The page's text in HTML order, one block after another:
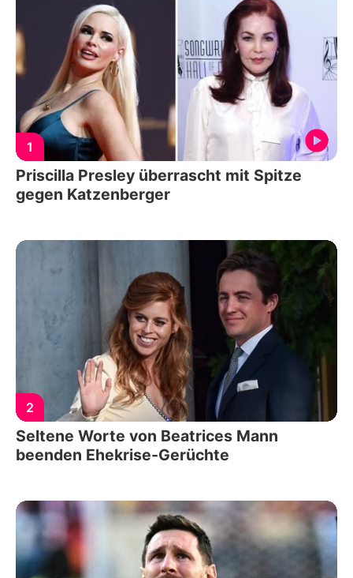
1
Priscilla Presley überrascht mit Spitze
gegen Katzenberger
2
Seltene Worte von Beatrices Mann
beenden Ehekrise-Gerüchte